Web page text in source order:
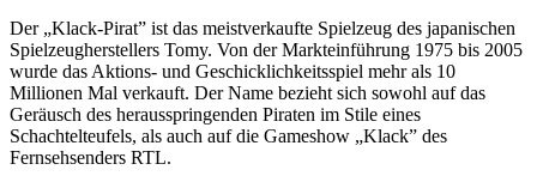
Der „Klack-Pirat” ist das meistverkaufte Spielzeug des japanischen
Spielzeugherstellers Tomy. Von der Markteinführung 1975 bis 2005
wurde das Aktions- und Geschicklichkeitsspiel mehr als 10
Millionen Mal verkauft. Der Name bezieht sich sowohl auf das
Geräusch des herausspringenden Piraten im Stile eines
Schachtelteufels, als auch auf die Gameshow „Klack” des
Fernsehsenders RTL.